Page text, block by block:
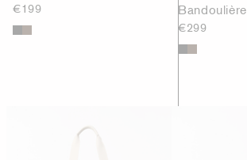
€199 Bandoulière
€299